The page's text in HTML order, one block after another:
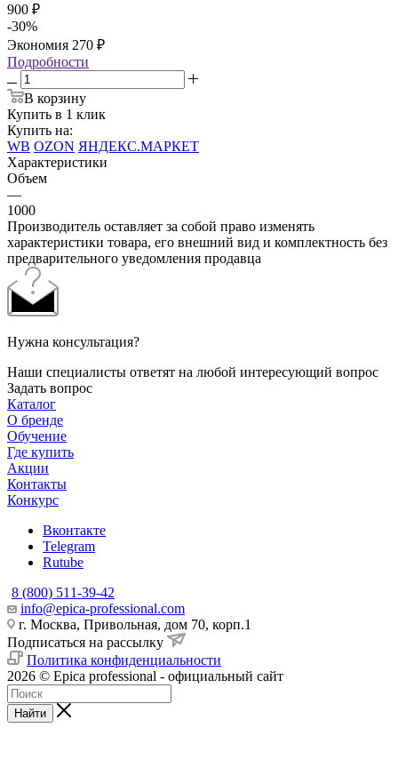
900 ₽
-30%
Экономия 270 ₽
Подробности
В корзину
Купить в 1 клик
Купить на:
WB OZON ЯНДЕКС.МАРКЕТ
Характеристики
Объем
—
1000
Производитель оставляет за собой право изменять
характеристики товара, его внешний вид и комплектность без
предварительного уведомления продавца
Нужна консультация?
Наши специалисты ответят на любой интересующий вопрос
Задать вопрос
Каталог
О бренде
Обучение
Где купить
Акции
Контакты
Конкурс
Вконтакте
Telegram
Rutube
8 (800) 511-39-42
info@epica-professional.com
г. Москва, Привольная, дом 70, корп.1
Подписаться на рассылку
Политика конфиденциальности
2026 © Epica professional - официальный сайт
Найти